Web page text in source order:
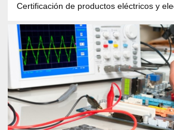
Certificación de productos eléctricos y